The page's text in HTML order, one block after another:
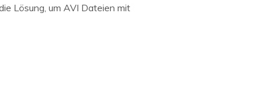
Lösung, um AVI Dateien mit